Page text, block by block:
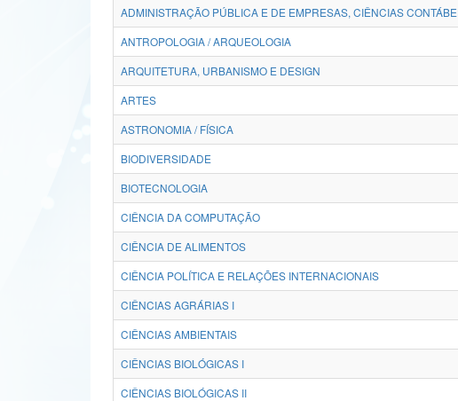
ADMINISTRAÇÃO PÚBLICA E DE EMPRESAS, CIÊNCIAS
ANTROPOLOGIA / ARQUEOLOGIA
ARQUITETURA, URBANISMO E DESIGN
ARTES
ASTRONOMIA / FÍSICA
BIODIVERSIDADE
BIOTECNOLOGIA
CIÊNCIA DA COMPUTAÇÃO
CIÊNCIA DE ALIMENTOS
CIÊNCIA POLÍTICA E RELAÇÕES INTERNACIONAIS
CIÊNCIAS AGRÁRIAS I
CIÊNCIAS AMBIENTAIS
CIÊNCIAS BIOLÓGICAS I
CIÊNCIAS BIOLÓGICAS II